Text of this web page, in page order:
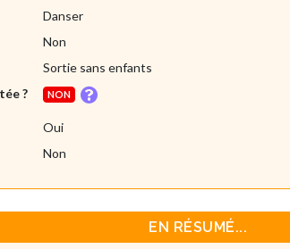
Danser
Non
Sortie sans enfants
?
NON
Oui
Non
EN RÉSUMÉ...